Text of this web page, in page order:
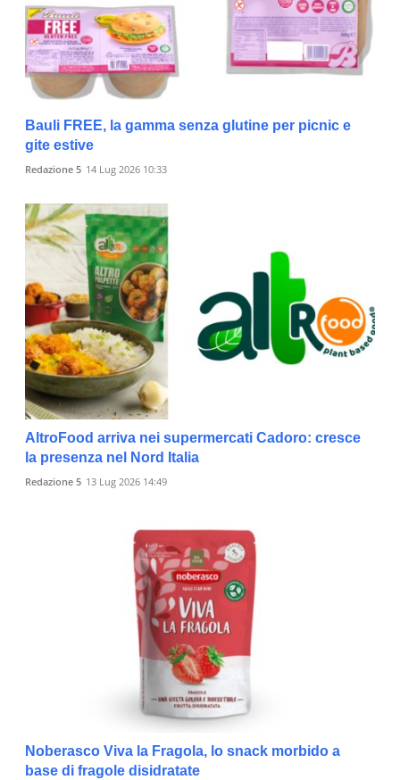
Bauli FREE, la gamma senza glutine per picnic e
gite estive
Redazione 5 14 Lug 2026 10:33
AltroFood arriva nei supermercati Cadoro: cresce
la presenza nel Nord Italia
Redazione 5 13 Lug 2026 14:49
Noberasco Viva la Fragola, lo snack morbido a
base di fragole disidratate